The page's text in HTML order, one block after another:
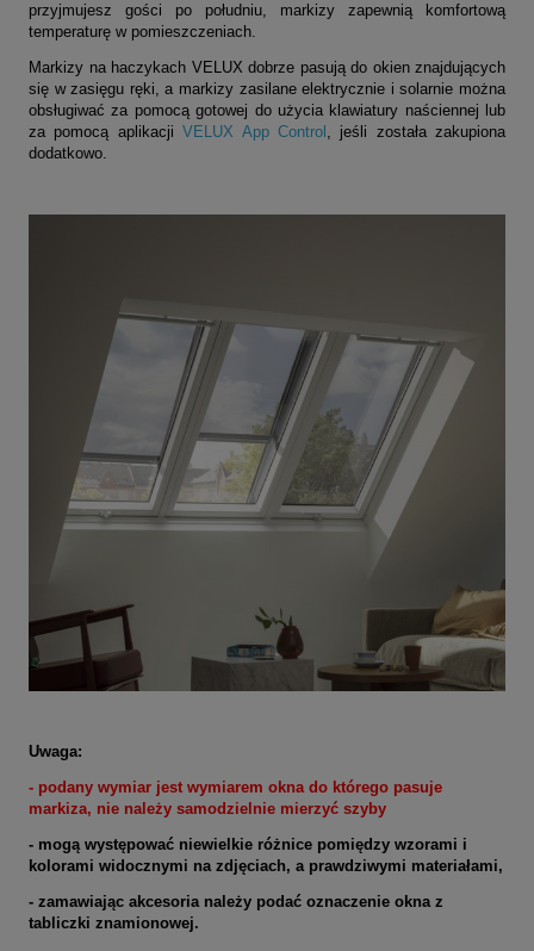
przyjmujesz gości po południu, markizy zapewnią komfortową
temperaturę w pomieszczeniach.
Markizy na haczykach VELUX dobrze pasują do okien znajdujących
się w zasięgu ręki, a markizy zasilane elektrycznie i solarnie można
obsługiwać za pomocą gotowej do użycia klawiatury naściennej lub
za pomocą aplikacjiVELUX App Control , jeśli została zakupiona
dodatkowo.
Uwaga:
- podany wymiar jest wymiarem okna do którego pasuje
markiza, nie należy samodzielnie mierzyć szyby
- mogą występować niewielkie różnice pomiędzy wzorami i
kolorami widocznymi na zdjęciach, a prawdziwymi materiałami,
- zamawiając akcesoria należy podać oznaczenie okna z
tabliczki znamionowej.